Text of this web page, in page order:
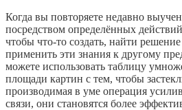
Когда вы повторяете недавно
посредством определённых
чтобы что-то создать, найти
применить эти знания к другому
можете использовать таблицу
площади картин с тем, чтобы
производимая в уме операция
связи, они становятся более